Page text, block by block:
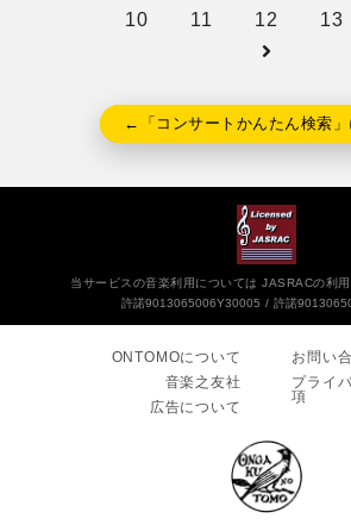
10
11 12 13
←「コンサートかんたん検索」
当サービスの音楽利用については JASRACの利
許諾9013065006Y30005
許諾
ONTOMOについて
音楽之友社
広告について
お問い
プライ
項